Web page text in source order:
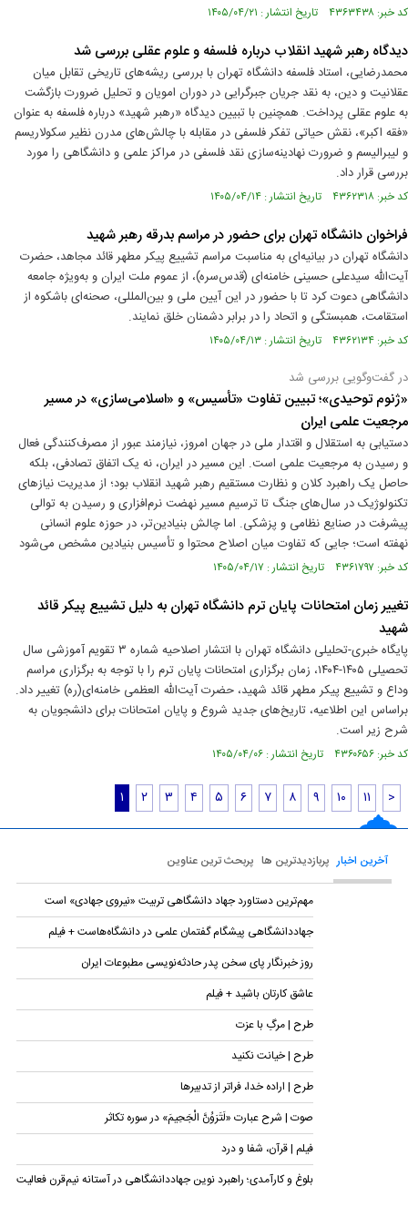
کد خبر: ۴۳۶۳۴۳۸ تاریخ انتشار : ۱۴۰۵/۰۴/۲۱
دیدگاه رهبر شهید انقلاب درباره فلسفه و علوم عقلی بررسی شد
محمدرضایی، استاد فلسفه دانشگاه تهران با بررسی ریشه‌های تاریخی تقابل میان
عقلانیت و دین، به نقد جریان جبرگرایی در دوران امویان و تحلیل ضرورت بازگشت
به علوم عقلی پرداخت. همچنین با تبیین دیدگاه «رهبر شهید» درباره فلسفه به عنوان
«فقه اکبر»، نقش حیاتی تفکر فلسفی در مقابله با چالش‌های مدرن نظیر سکولاریسم
و لیبرالیسم و ضرورت نهادینه‌سازی نقد فلسفی در مراکز علمی و دانشگاهی را مورد
بررسی قرار داد.
کد خبر: ۴۳۶۲۳۱۸ تاریخ انتشار : ۱۴۰۵/۰۴/۱۴
فراخوان دانشگاه تهران برای حضور در مراسم بدرقه رهبر شهید
دانشگاه تهران در بیانیه‌ای به مناسبت مراسم تشییع پیکر مطهر قائد مجاهد، حضرت
آیت‌الله سیدعلی حسینی خامنه‌ای (قدس‌سره)، از عموم ملت ایران و به‌ویژه جامعه
دانشگاهی دعوت کرد تا با حضور در این آیین ملی و بین‌المللی، صحنه‌ای باشکوه از
استقامت، همبستگی و اتحاد را در برابر دشمنان خلق نمایند.
کد خبر: ۴۳۶۲۱۳۴ تاریخ انتشار : ۱۴۰۵/۰۴/۱۳
در گفت‌وگویی بررسی شد
«ژنوم توحیدی»؛ تبیین تفاوت «تأسیس» و «اسلامی‌سازی» در مسیر
مرجعیت علمی ایران
دستیابی به استقلال و اقتدار ملی در جهان امروز، نیازمند عبور از مصرف‌کنندگی فعال
و رسیدن به مرجعیت علمی است. این مسیر در ایران، نه یک اتفاق تصادفی، بلکه
حاصل یک راهبرد کلان و نظارت مستقیم رهبر شهید انقلاب بود؛ از مدیریت نیازهای
تکنولوژیک در سال‌های جنگ تا ترسیم مسیر نهضت نرم‌افزاری و رسیدن به توالی
پیشرفت در صنایع نظامی و پزشکی. اما چالش بنیادین‌تر، در حوزه علوم انسانی
نهفته است؛ جایی که تفاوت میان اصلاح محتوا و تأسیس بنیادین مشخص می‌شود
کد خبر: ۴۳۶۱۷۹۷ تاریخ انتشار : ۱۴۰۵/۰۴/۱۷
تغییر زمان امتحانات پایان ترم دانشگاه تهران به دلیل تشییع پیکر قائد
شهید
پایگاه خبری-تحلیلی دانشگاه تهران با انتشار اصلاحیه شماره ۳ تقویم آموزشی سال
تحصیلی ۱۴۰۵-۱۴۰۴، زمان برگزاری امتحانات پایان ترم را با توجه به برگزاری مراسم
وداع و تشییع پیکر مطهر قائد شهید، حضرت آیت‌الله العظمی خامنه‌ای(ره) تغییر داد.
براساس این اطلاعیه، تاریخ‌های جدید شروع و پایان امتحانات برای دانشجویان به
شرح زیر است.
کد خبر: ۴۳۶۰۶۵۶ تاریخ انتشار : ۱۴۰۵/۰۴/۰۶
۱ ۲ ۳ ۴ ۵ ۶ ۷ ۸ ۹ ۱۰ ۱۱ >
آخرین اخبار پربازدیدترین ها پربحث ترین عناوین
مهم‌ترین دستاورد جهاد دانشگاهی تربیت «نیروی جهادی» است
جهاددانشگاهی پیشگام گفتمان علمی در دانشگاه‌هاست + فیلم
روز خبرنگار پای سخن پدر حادثه‌نویسی مطبوعات ایران
عاشق کارتان باشید + فیلم
طرح | مرگِ با عزت
طرح | خیانت نکنید
طرح | اراده خدا، فراتر از تدبیرها
صوت | شرح عبارت «لَتَرَوُنَّ الْجَحِیمَ» در سوره تکاثر
فیلم | قرآن، شفا و درد
بلوغ و کارآمدی؛ راهبرد نوین جهاددانشگاهی در آستانه نیم‌قرن فعالیت